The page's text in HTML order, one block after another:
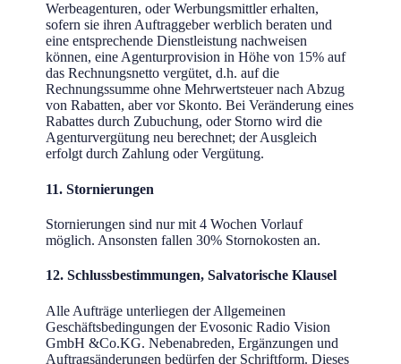
Werbeagenturen, oder Werbungsmittler erhalten,
sofern sie ihren Auftraggeber werblich beraten und
eine entsprechende Dienstleistung nachweisen
können, eine Agenturprovision in Höhe von 15% auf
das Rechnungsnetto vergütet, d.h. auf die
Rechnungssumme ohne Mehrwertsteuer nach Abzug
von Rabatten, aber vor Skonto. Bei Veränderung eines
Rabattes durch Zubuchung, oder Storno wird die
Agenturvergütung neu berechnet; der Ausgleich
erfolgt durch Zahlung oder Vergütung.
11. Stornierungen
Stornierungen sind nur mit 4 Wochen Vorlauf
möglich. Ansonsten fallen 30% Stornokosten an.
12. Schlussbestimmungen, Salvatorische Klausel
Alle Aufträge unterliegen der Allgemeinen
Geschäftsbedingungen der Evosonic Radio Vision
GmbH &Co.KG. Nebenabreden, Ergänzungen und
Auftragsänderungen bedürfen der Schriftform. Dieses